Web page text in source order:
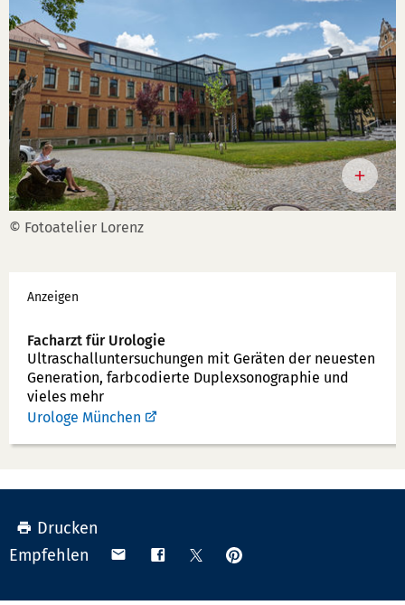
© Fotoatelier Lorenz
Werbung
Anzeigen
Facharzt für Urologie
Ultraschallunter­suchungen mit Geräten der neuesten
Generation, farbcodierte Duplex­sonographie und
vieles mehr
Urologe München
Drucken
Empfehlen
Teilen Teilen TeilenAnpinnen
auf